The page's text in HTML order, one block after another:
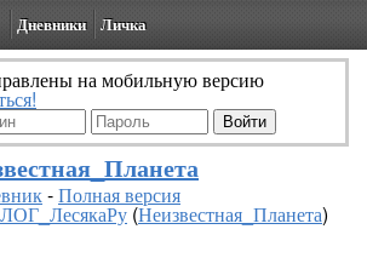
Дневники Личка
на мобильную версию
-Полная версия
(Неизвестная_Планета)